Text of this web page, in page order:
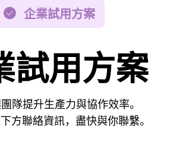
企業試用方案
試用方案
隊提升生產力與協作效率。
方聯絡資訊，盡快與你聯繫。